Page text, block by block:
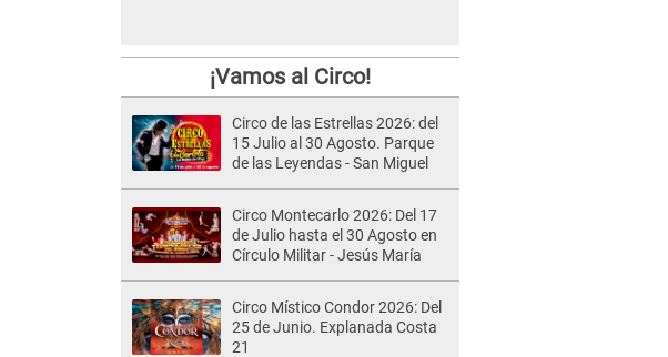
¡Vamos al Circo!
Circo de las Estrellas 2026: del
15 Julio al 30 Agosto. Parque
de las Leyendas - San Miguel
Circo Montecarlo 2026: Del 17
de Julio hasta el 30 Agosto en
Círculo Militar - Jesús María
Circo Místico Condor 2026: Del
25 de Junio. Explanada Costa
21